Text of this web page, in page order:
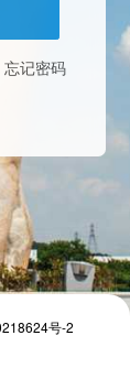
忘记密码
code
记密码号-2